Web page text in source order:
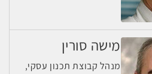
מישה סורין
מנהל קבוצת תכנון עסקי,